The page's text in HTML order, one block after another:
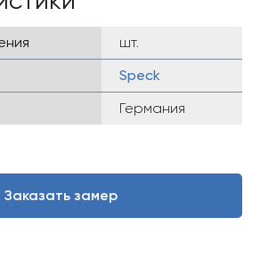
шт.
Speck
Германия
Заказать замер